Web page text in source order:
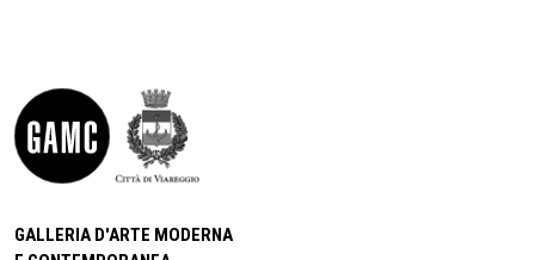
GALLERIA D'ARTE MODERNA